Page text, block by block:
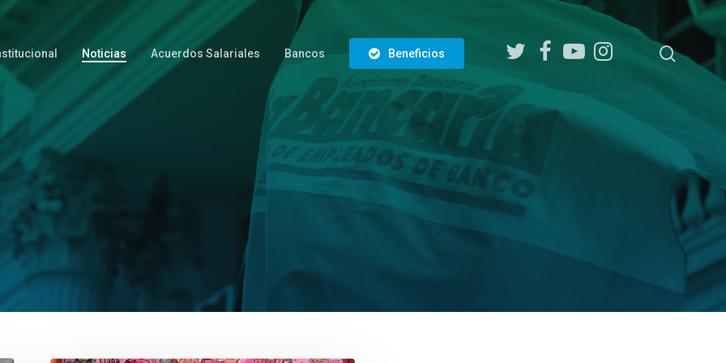
Noticias Acuerdos Salariales Bancos Beneficios
twitter facebookyoutubeinstagram search